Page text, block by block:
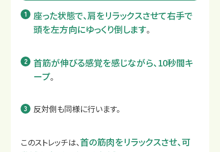
サイトマップ
座った状態で、肩をリラックスさせて右手で
頭を左方向にゆっくり倒します。
首筋が伸びる感覚を感じながら、10秒間キ
ープ。
反対側も同様に行います。
このストレッチは、首の筋肉をリラックスさせ、可